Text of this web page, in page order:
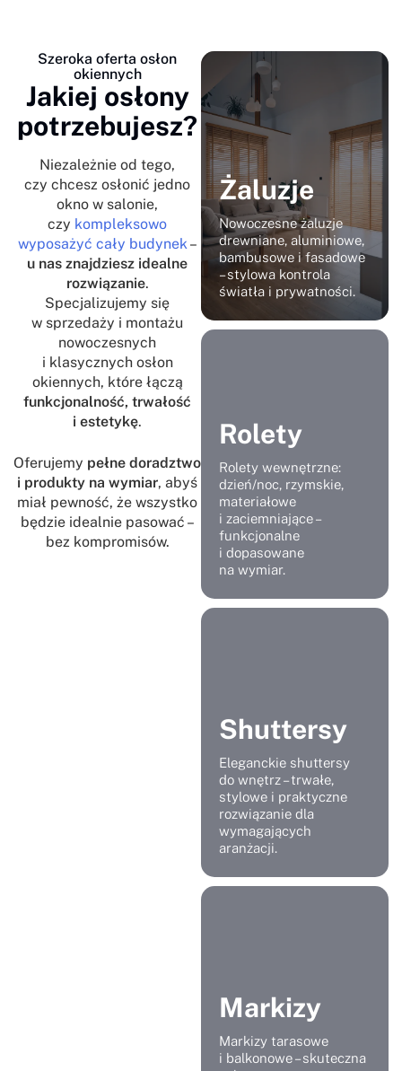
Szeroka oferta osłon
okiennych
Jakiej osłony
potrzebujesz?
Niezależnie od tego,
czy chcesz osłonić jedno
okno w salonie,
czy kompleksowo
wyposażyć cały budynek –
u nas znajdziesz idealne
rozwiązanie.
Specjalizujemy się
w sprzedaży i montażu
nowoczesnych
i klasycznych osłon
okiennych, które łączą
funkcjonalność, trwałość
i estetykę.
Oferujemy pełne doradztwo
i produkty na wymiar, abyś
miał pewność, że wszystko
będzie idealnie pasować –
bez kompromisów.
Żaluzje
Nowoczesne żaluzje
drewniane, aluminiowe,
bambusowe i fasadowe
– stylowa kontrola
światła i prywatności.
Rolety
Rolety wewnętrzne:
dzień/noc, rzymskie,
materiałowe
i zaciemniające –
funkcjonalne
i dopasowane
na wymiar.
Shuttersy
Eleganckie shuttersy
do wnętrz – trwałe,
stylowe i praktyczne
rozwiązanie dla
wymagających
aranżacji.
Markizy
Markizy tarasowe
i balkonowe – skuteczna